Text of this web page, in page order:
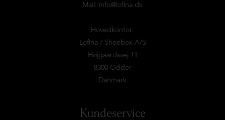
Mail: info@lofina.dk
Hovedkontor:
Lofina / Shoebox A/S
Højgaardsvej 11
8300 Odder
Danmark
Kundeservice